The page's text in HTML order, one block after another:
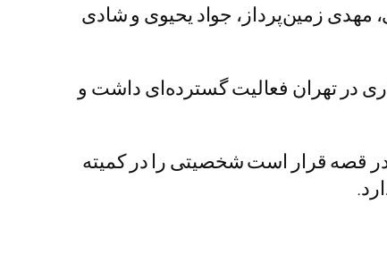
مهدی زمین‌پرداز، جواد یحیوی و شادی
در تهران فعالیت گسترده‌ای داشت و
قصه قرار است شخصیتی را در کمیته